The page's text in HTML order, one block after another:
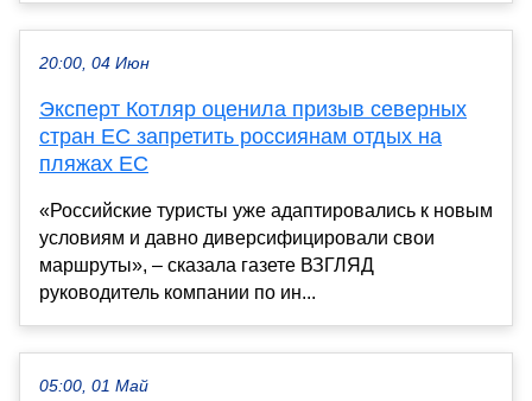
20:00, 04 Июн
Эксперт Котляр оценила призыв северных
стран ЕС запретить россиянам отдых на
пляжах ЕС
«Российские туристы уже адаптировались к новым
условиям и давно диверсифицировали свои
маршруты», – сказала газете ВЗГЛЯД
руководитель компании по ин...
05:00, 01 Май